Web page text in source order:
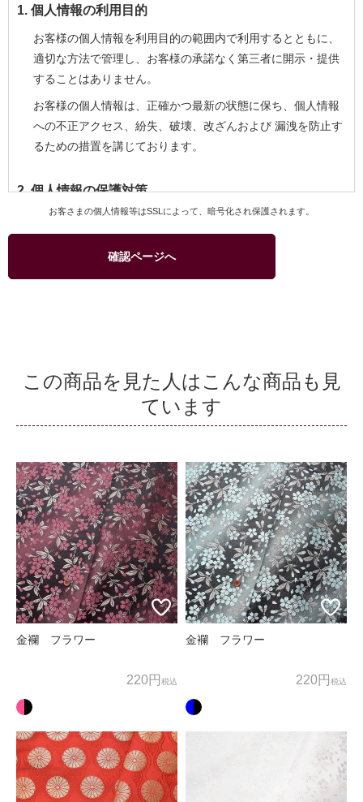
1. 個人情報の利用目的
お客様の個人情報を利用目的の範囲内で利用するとともに、
適切な方法で管理し、お客様の承諾なく第三者に開示・提供
することはありません。
お客様の個人情報は、正確かつ最新の状態に保ち、個人情報
への不正アクセス、紛失、破壊、改ざんおよび 漏洩を防止す
るための措置を講じております。
2. 個人情報の保護対策
当社および当社関連会社のお客様への商品配送業務、お客様
へのより良いサービスを提供するためのアフターサービス等
を実施させていただくため、お客様の個人情報を利用いたし
ます。
商品の購入等において、クレジットカード等による代金決済
を行う場合に、クレジットカード等の有効性を確認するため
商品の発送、メールマガジンの配信にお客様の個人情報を利
用いたします。
上記以外の目的でお客様の了承なく、お客様の個人情報を利
用することはありません。
3. 個人情報の外部委託
お客様よりお預かりした個人情報の処理を外部へ委託する場
合には、漏洩などを行わないよう、適切な管理を実施いたし
4. お問合せ
望される場合には、下記窓口までご連絡下さい。
すみやかに対応させていただきます。
お客さまの個人情報等はSSLによって、暗号化され保護されます。
確認ページへ
この商品を見た人はこんな商品も見
ています
金襴 フラワー
220円 税込
金襴 フラワー
220円 税込